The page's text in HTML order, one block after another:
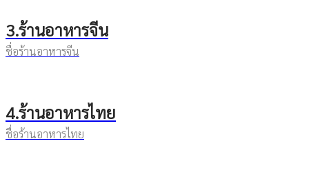
3.ร้านอาหารจีน
ชื่อร้านอาหารจีน
4.ร้านอาหารไทย
ชื่อร้านอาหารไทย